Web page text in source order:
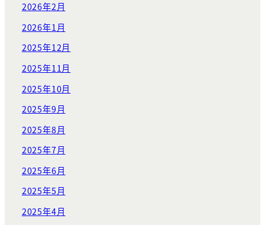
2026年2月
2026年1月
2025年12月
2025年11月
2025年10月
2025年9月
2025年8月
2025年7月
2025年6月
2025年5月
2025年4月